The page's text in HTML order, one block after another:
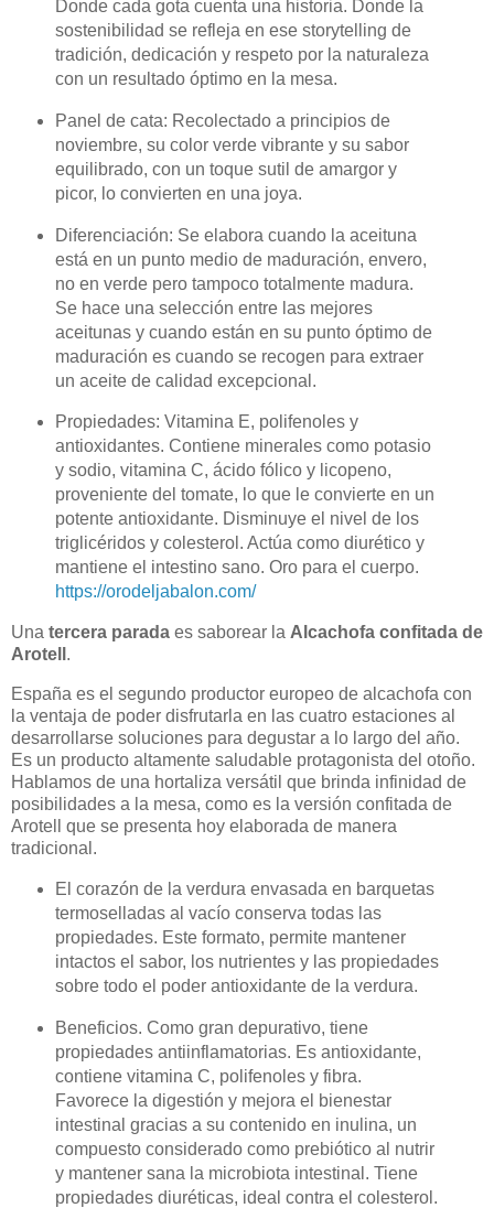
Donde cada gota cuenta una historia. Donde la
sostenibilidad se refleja en ese storytelling de
tradición, dedicación y respeto por la naturaleza
con un resultado óptimo en la mesa.
Panel de cata: Recolectado a principios de
noviembre, su color verde vibrante y su sabor
equilibrado, con un toque sutil de amargor y
picor, lo convierten en una joya.
Diferenciación: Se elabora cuando la aceituna
está en un punto medio de maduración, envero,
no en verde pero tampoco totalmente madura.
Se hace una selección entre las mejores
aceitunas y cuando están en su punto óptimo de
maduración es cuando se recogen para extraer
un aceite de calidad excepcional.
Propiedades: Vitamina E, polifenoles y
antioxidantes. Contiene minerales como potasio
y sodio, vitamina C, ácido fólico y licopeno,
proveniente del tomate, lo que le convierte en un
potente antioxidante. Disminuye el nivel de los
triglicéridos y colesterol. Actúa como diurético y
mantiene el intestino sano. Oro para el cuerpo.
https://orodeljabalon.com/
Una tercera parada es saborear la Alcachofa confitada de
Arotell .
España es el segundo productor europeo de alcachofa con
la ventaja de poder disfrutarla en las cuatro estaciones al
desarrollarse soluciones para degustar a lo largo del año.
Es un producto altamente saludable protagonista del otoño.
Hablamos de una hortaliza versátil que brinda infinidad de
posibilidades a la mesa, como es la versión confitada de
Arotell que se presenta hoy elaborada de manera
tradicional.
El corazón de la verdura envasada en barquetas
termoselladas al vacío conserva todas las
propiedades. Este formato, permite mantener
intactos el sabor, los nutrientes y las propiedades
sobre todo el poder antioxidante de la verdura.
Beneficios. Como gran depurativo, tiene
propiedades antiinflamatorias. Es antioxidante,
contiene vitamina C, polifenoles y fibra.
Favorece la digestión y mejora el bienestar
intestinal gracias a su contenido en inulina, un
compuesto considerado como prebiótico al nutrir
y mantener sana la microbiota intestinal. Tiene
propiedades diuréticas, ideal contra el colesterol.